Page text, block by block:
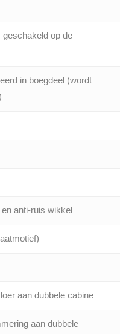
geschakeld op de
in boegdeel (wordt
anti-ruis wikkel
aan dubbele cabine
aan dubbele